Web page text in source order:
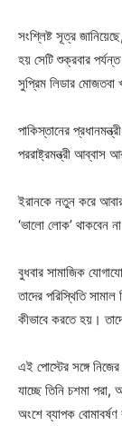
সংশ্লিষ্ট সূত্র
হয় সেটি শুক্রবার
সুপ্রিম লিডার মোজতবা
পাকিস্তানের
পররাষ্ট্রমন্ত্রী আব্বাস
ইরানকে নতুন করে
‘ভালো লোক’ থাকবেন
বুধবার সামাজিক
তাদের পরিস্থিতি
কীভাবে করতে হয়।
এই পোস্টের সঙ্গে
যাচ্ছে তিনি চশমা
অংশে ব্যাপক